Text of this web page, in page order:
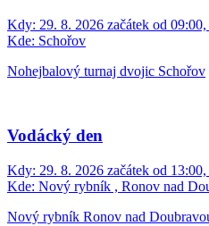
Kdy: 29. 8. 2026 začátek od
Kde: Schořov
Nohejbalový turnaj dvojic Schořov
Vodácký den
Kdy: 29. 8. 2026 začátek od
Kde: Nový rybník , Ronov nad
Nový rybník Ronov nad